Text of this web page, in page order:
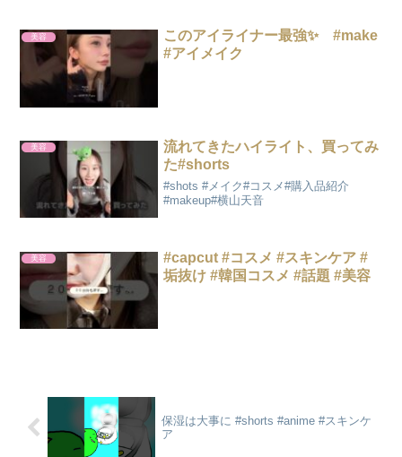
美容
このアイライナー最強✨ #make
#アイメイク
美容
流れてきたハイライト、買ってみ
た#shorts
#shots #メイク#コスメ#購入品紹介
#makeup#横山天音
美容
#capcut #コスメ #スキンケア #
垢抜け #韓国コスメ #話題 #美容
保湿は大事に #shorts #anime #スキンケ
ア